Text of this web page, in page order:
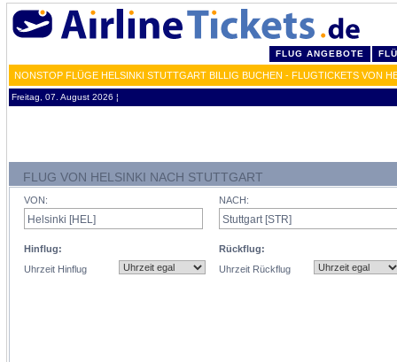
FLUG ANGEBOTE
NONSTOP FLÜGE HELSINKI STUTTGART BILLIG BUCHEN - FLUGTICKETS VON
Freitag, 07. August 2026 ¦
FLUG VON HELSINKI NACH STUTTGART
VON:
Hinflug:
Uhrzeit Hinflug
NACH:
Rückflug:
Uhrzeit Rückflug